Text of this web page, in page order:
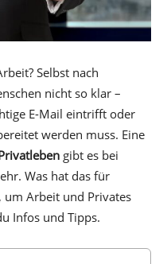
Selbst nach
nicht so klar –
E-Mail eintrifft oder
werden muss. Eine
gibt es bei
Was hat das für
um Arbeit und Privates
Infos und Tipps.